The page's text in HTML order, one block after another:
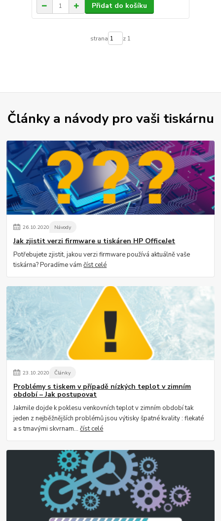
Přidat do košíku
strana z 1
Články a návody pro vaši tiskárnu
26.10.2020 Návody
Jak zjistit verzi firmware u tiskáren HP OfficeJet
Potřebujete zjistit, jakou verzi firmware používá aktuálně vaše
tiskárna? Poradíme vámčíst celé
23.10.2020 Články
Problémy s tiskem v případě nízkých teplot v zimním
období – Jak postupovat
Jakmile dojde k poklesu venkovních teplot v zimním období tak
jeden z nejběžnějších problémů jsou výtisky špatné kvality : flekaté
a s tmavými skvrnam...číst celé